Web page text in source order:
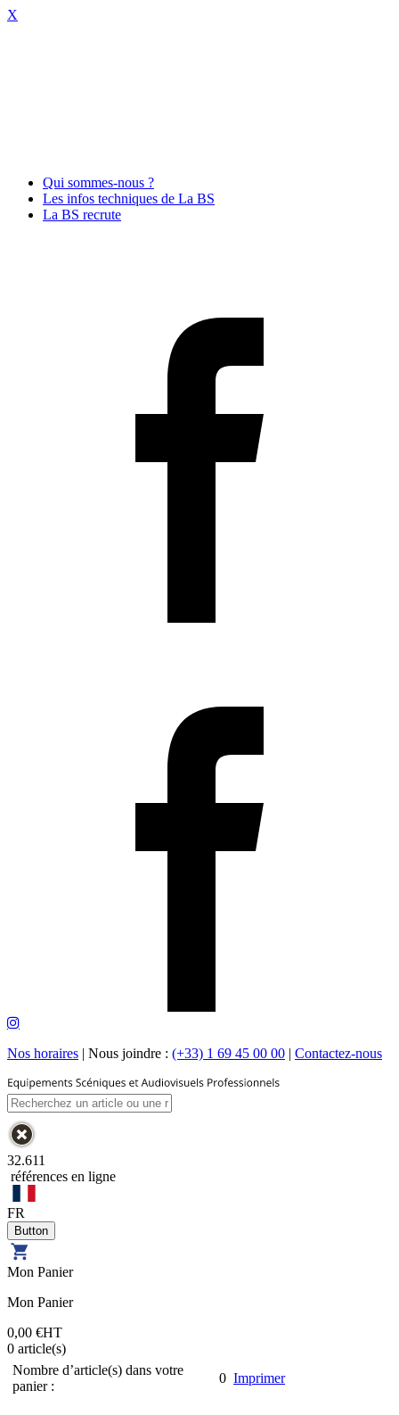
X
Qui sommes-nous ?
Les infos techniques de La BS
La BS recrute
Nos horaires | Nous joindre : (+33) 1 69 45 00 00 | Contactez-nous
32.611
références en ligne
FR
Mon Panier
Mon Panier
0,00 €HT
0 article(s)
Nombre d’article(s) dans votre
panier :
0 Imprimer